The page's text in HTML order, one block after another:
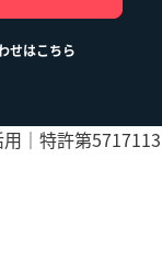
せはこちら
｜特許第5717113